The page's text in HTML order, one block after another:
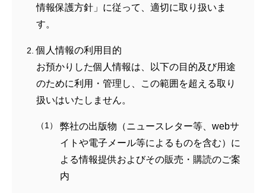
情報保護方針」に従って、適切に取り扱いま
す。
個人情報の利用目的
お預かりした個人情報は、以下の目的及び用途
のために利用・管理し、この範囲を超える取り
扱いはいたしません。
弊社の出版物（ニュースレター等、webサ
イトや電子メール等によるものを含む）に
よる情報提供およびその販売・購読のご案
内